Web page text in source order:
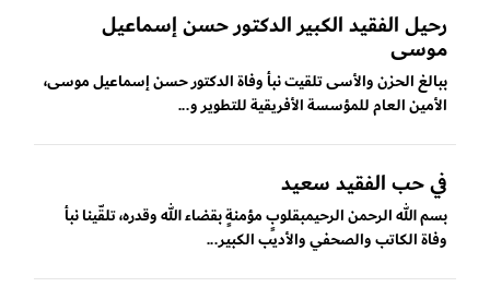
رحيل الفقيد الكبير الدكتور حسن إسماعيل
موسى
ببالغ الحزن والأسى تلقيت نبأ وفاة الدكتور حسن إسماعيل موسى،
الأمين العام للمؤسسة الأفريقية للتطوير و...
في حب الفقيد سعيد
بسم الله الرحمن الرحيمبقلوبٍ مؤمنةٍ بقضاء الله وقدره، تلقّينا نبأ
وفاة الكاتب والصحفي والأديب الكبير...